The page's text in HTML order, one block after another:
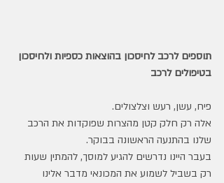
תוספים לרכב לחיסכון בהוצאות כספיות ולחיסכון
בטיפולים לרכב
פיח, עשן, רעש וצלצולים.
אלה רק חלק קטן מהצרות שפוקדות את הרכב
שלנו בהתנעה הראשונה בבוקר.
בעבר היינו נדרשים להגיע למוסך, להמתין שעות
רק בשביל לשמוע את המכונאי מדבר אלינו